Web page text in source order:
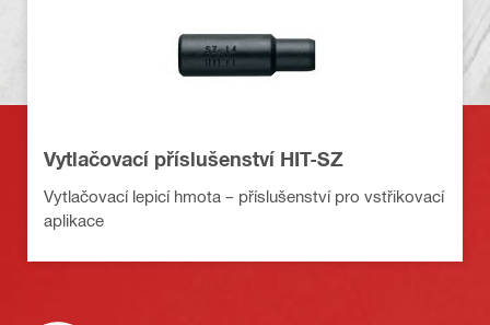
Vytlačovací příslušenství HIT-SZ
Vytlačovací lepicí hmota – příslušenství pro vstřikovací
aplikace